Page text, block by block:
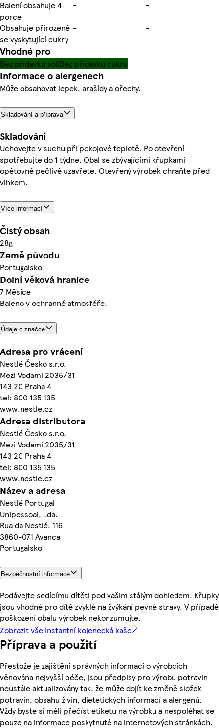
Balení obsahuje 4
porce
-
-
Obsahuje přirozeně
se vyskytující cukry
- -
Vhodné pro
Bez přídavku soliBez přídavku cukru
Informace o alergenech
Může obsahovat lepek, arašídy a ořechy.
Skladování a příprava
Skladování
Uchovejte v suchu při pokojové teplotě. Po otevření
spotřebujte do 1 týdne. Obal se zbývajícími křupkami
opětovně pečlivě uzavřete. Otevřený výrobek chraňte před
vlhkem.
Více informací
Čistý obsah
28g
Země původu
Portugalsko
Dolní věková hranice
7 Měsíce
Baleno v ochranné atmosféře.
Údaje o značce
Adresa pro vrácení
Nestlé Česko s.r.o.
Mezi Vodami 2035/31
143 20 Praha 4
tel: 800 135 135
www.nestle.cz
Adresa distributora
Nestlé Česko s.r.o.
Mezi Vodami 2035/31
143 20 Praha 4
tel: 800 135 135
www.nestle.cz
Název a adresa
Nestlé Portugal
Unipessoal, Lda.
Rua da Nestlé, 116
3860-071 Avanca
Portugalsko
Bezpečnostní informace
Podávejte sedícímu dítěti pod vašim stálým dohledem. Křupky
jsou vhodné pro dítě zvyklé na žvýkání pevné stravy. V případě
poškození obalu výrobek nekonzumujte.
Zobrazit vše Instantní kojenecká kaše
Příprava a použití
Přestože je zajištění správných informací o výrobcích
věnována nejvyšší péče, jsou předpisy pro výrobu potravin
neustále aktualizovány tak, že může dojít ke změně složek
potravin, obsahu živin, dietetických informací a alergenů.
Vždy byste si měli přečíst etiketu na výrobku a nespoléhat se
pouze na informace poskytnuté na internetových stránkách.